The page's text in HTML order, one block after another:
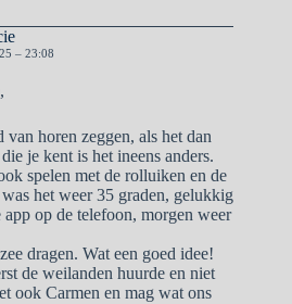
– 23:08
van horen zeggen, als het dan
je kent is het ineens anders.
spelen met de rolluiken en de
het weer 35 graden, gelukkig
app op de telefoon, morgen weer
dragen. Wat een goed idee!
de weilanden huurde en niet
ook Carmen en mag wat ons